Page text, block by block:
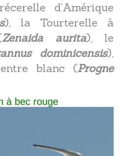
d’Amérique
), la Tourterelle à
Zenaida aurita), le
dominicensis),
blanc (Progne
à bec rouge